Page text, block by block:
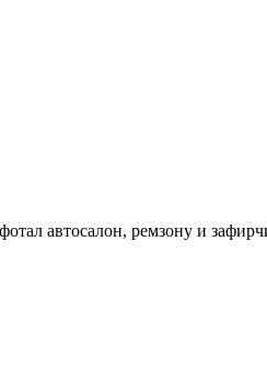
автосалон, ремзону и